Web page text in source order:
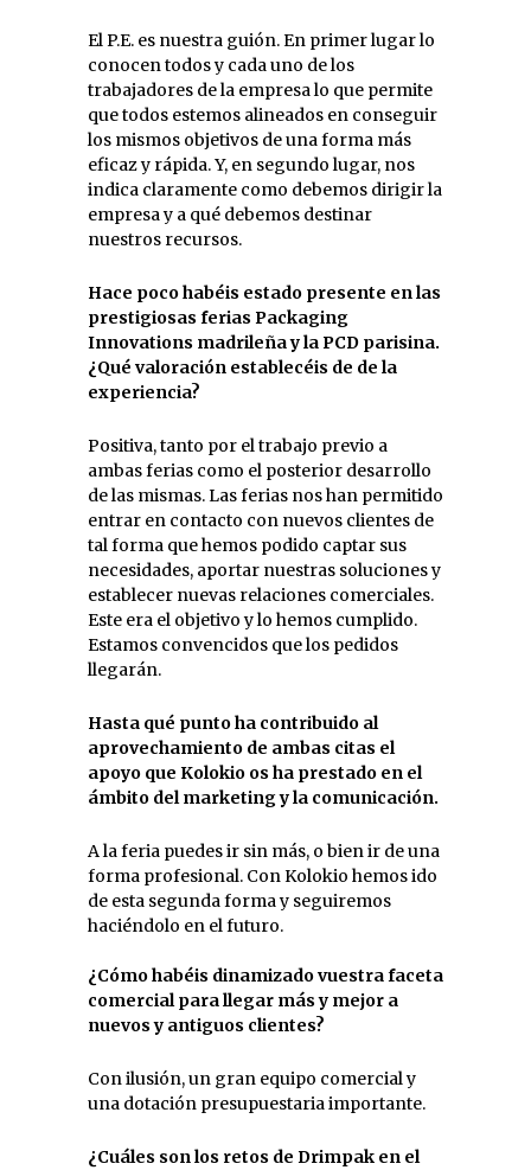
El P.E. es nuestra guión. En primer lugar lo
conocen todos y cada uno de los
trabajadores de la empresa lo que permite
que todos estemos alineados en conseguir
los mismos objetivos de una forma más
eficaz y rápida. Y, en segundo lugar, nos
indica claramente como debemos dirigir la
empresa y a qué debemos destinar
nuestros recursos.
Hace poco habéis estado presente en las
prestigiosas ferias Packaging
Innovations madrileña y la PCD parisina.
¿Qué valoración establecéis de de la
experiencia?
Positiva, tanto por el trabajo previo a
ambas ferias como el posterior desarrollo
de las mismas. Las ferias nos han permitido
entrar en contacto con nuevos clientes de
tal forma que hemos podido captar sus
necesidades, aportar nuestras soluciones y
establecer nuevas relaciones comerciales.
Este era el objetivo y lo hemos cumplido.
Estamos convencidos que los pedidos
llegarán.
Hasta qué punto ha contribuido al
aprovechamiento de ambas citas el
apoyo que Kolokio os ha prestado en el
ámbito del marketing y la comunicación.
A la feria puedes ir sin más, o bien ir de una
forma profesional. Con Kolokio hemos ido
de esta segunda forma y seguiremos
haciéndolo en el futuro.
¿Cómo habéis dinamizado vuestra faceta
comercial para llegar más y mejor a
nuevos y antiguos clientes?
Con ilusión, un gran equipo comercial y
una dotación presupuestaria importante.
¿Cuáles son los retos de Drimpak en el